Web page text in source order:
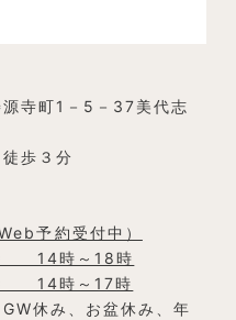
寺町1－5－37美代志
歩３分
予約受付中）
14時～18時
時～17時
休み、お盆休み、年